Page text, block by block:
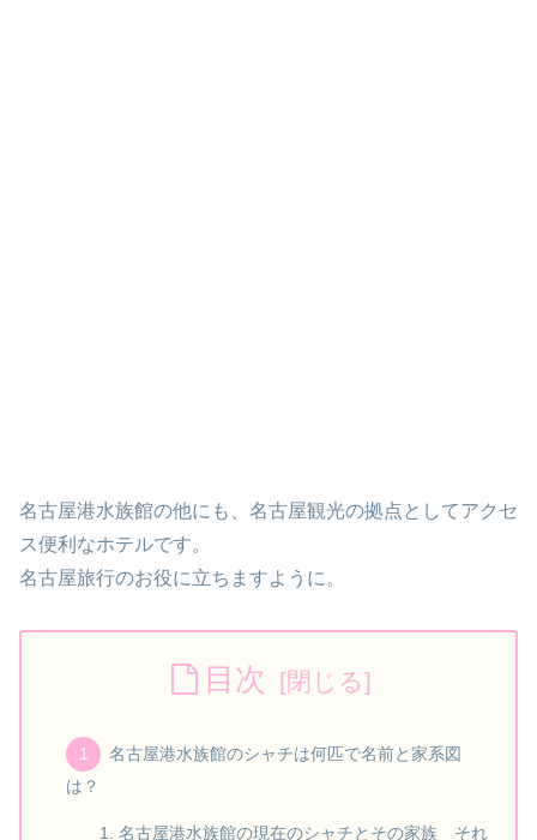
名古屋港水族館の他にも、名古屋観光の拠点としてアクセ
目次
名古屋港水族館のシャチは何匹で名前と家系図